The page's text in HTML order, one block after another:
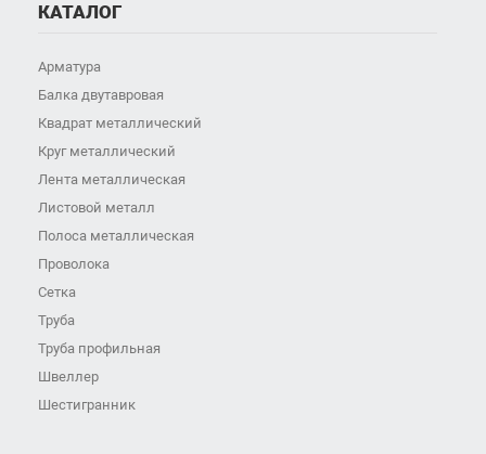
КАТАЛОГ
Арматура
Балка двутавровая
Квадрат металлический
Круг металлический
Лента металлическая
Листовой металл
Полоса металлическая
Проволока
Сетка
Труба
Труба профильная
Швеллер
Шестигранник